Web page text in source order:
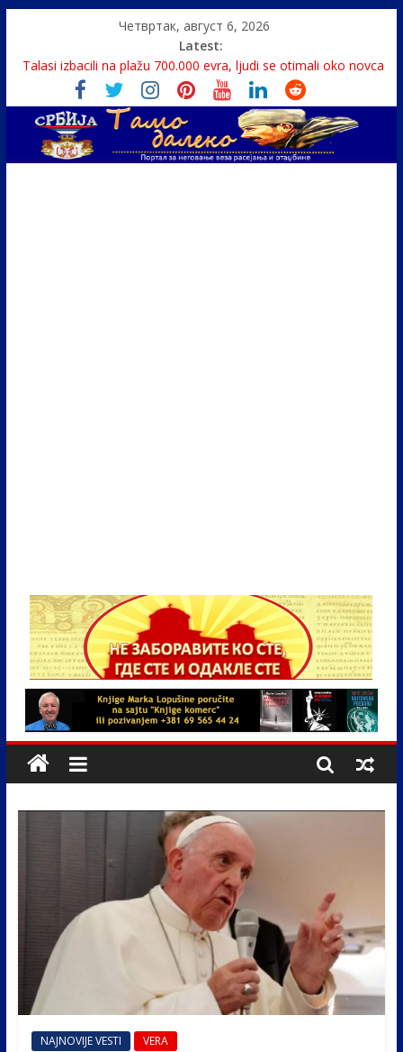
Четвртак, август 6, 2026
Latest:
Talasi izbacili na plažu 700.000 evra, ljudi se otimali oko novca
Srbin zaspao na Dunavu, reka ga odnela u Rumuniju
Politika i seks glavne teme srpskih medija
U Srbiji pola miliona migranata, 100 000 stranaca se zaposlilo
Monasi spasili dete sa litice visoke 15 metara
NAJNOVIJE VESTI VERA